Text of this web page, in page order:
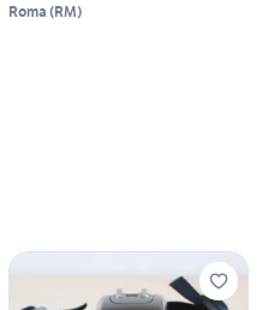
Roma (RM)